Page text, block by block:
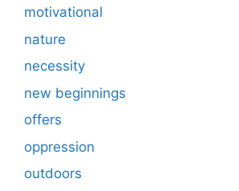
motivational
nature
necessity
new beginnings
offers
oppression
outdoors